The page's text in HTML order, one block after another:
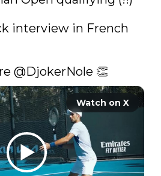
interview in French
@DjokerNole 👏
Watch on X